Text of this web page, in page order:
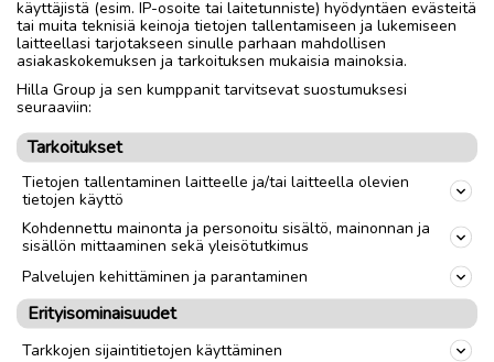
käyttäjistä (esim. IP-osoite tai laitetunniste) hyödyntäen evästeitä
tai muita teknisiä keinoja tietojen tallentamiseen ja lukemiseen
laitteellasi tarjotakseen sinulle parhaan mahdollisen
asiakaskokemuksen ja tarkoituksen mukaisia mainoksia.
Hilla Group ja sen kumppanit tarvitsevat suostumuksesi
seuraaviin:
Tarkoitukset
Tietojen tallentaminen laitteelle ja/tai laitteella olevien
tietojen käyttö
Kohdennettu mainonta ja personoitu sisältö, mainonnan ja
sisällön mittaaminen sekä yleisötutkimus
Palvelujen kehittäminen ja parantaminen
Erityisominaisuudet
Tarkkojen sijaintitietojen käyttäminen